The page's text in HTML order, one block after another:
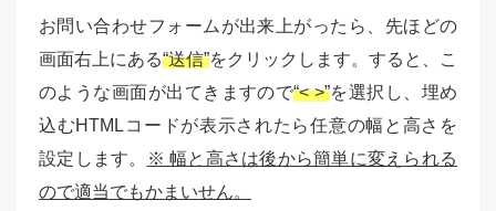
お問い合わせフォームが出来上がったら、先ほどの
画面右上にある“送信”をクリックします。すると、こ
のような画面が出てきますので“< >”を選択し、埋め
込むHTMLコードが表示されたら任意の幅と高さを
設定します。
※ 幅と高さは後から簡単に変えられる
ので適当でもかまいせん。